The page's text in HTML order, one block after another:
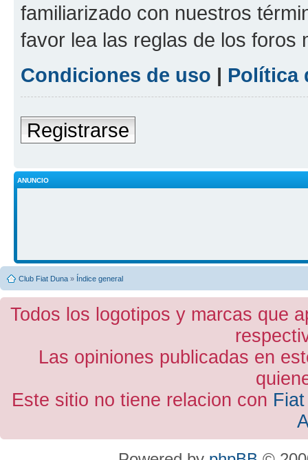
familiarizado con nuestros
favor lea las reglas de los foros
Condiciones de uso | Política
Registrarse
ANUNCIO
Club Fiat Duna » Índice general
Todos los logotipos y marcas que
Las opiniones publicadas en
Este sitio no tiene relacion con